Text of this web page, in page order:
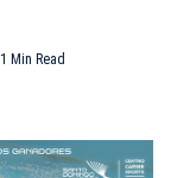
1 Min Read